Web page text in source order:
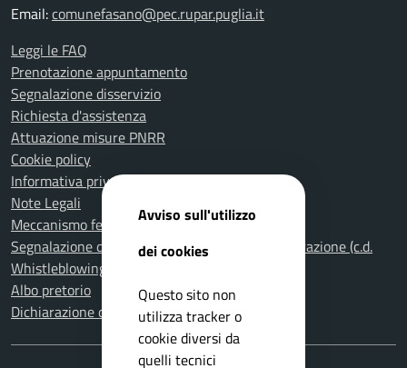
Email:comunefasano@pec.rupar.puglia.it
Leggi le FAQ
Prenotazione appuntamento
Segnalazione disservizio
Richiesta d'assistenza
Attuazione misure PNRR
Cookie policy
Informativa privacy
Note Legali
Meccanismo feedback per l'accessibilità
Segnalazione di illeciti nella Pubblica Amministrazione (c.d.
Whistleblowing)
Albo pretorio
Dichiarazione di accessibilità
Avviso sull'utilizzo
dei cookies
Questo sito non
utilizza tracker o
cookie diversi da
quelli tecnici